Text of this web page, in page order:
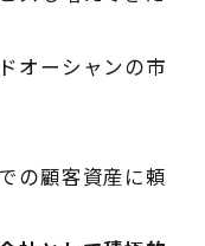
オーシャンの市
の顧客資産に頼